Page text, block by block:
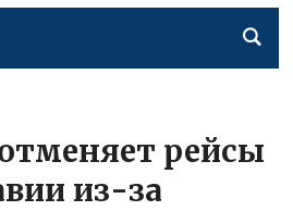
рейсы
из-за